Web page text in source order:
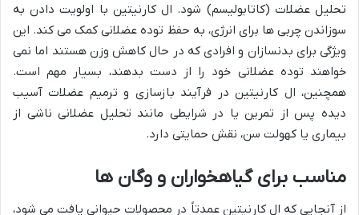
تحلیل عضلات (کاتابولیسم) شود. ال کارنیتین با اولویت دادن به
سوزاندن چربی ها برای انرژی، به حفظ توده عضلانی کمک می کند. این
ویژگی برای بدنسازان و افرادی که در حال کاهش وزن هستند اما نمی
خواهند توده عضلانی خود را از دست بدهند، بسیار مهم است.
همچنین، ال کارنیتین در فرآیند بازسازی و ترمیم عضلات آسیب
دیده پس از تمرین یا در شرایطی مانند تحلیل عضلانی ناشی از
بیماری یا کهولت سن، نقش حمایتی دارد.
مناسب برای گیاهخواران و وگان ها
از آنجایی که ال کارنیتین عمدتاً در محصولات حیوانی یافت می شود،